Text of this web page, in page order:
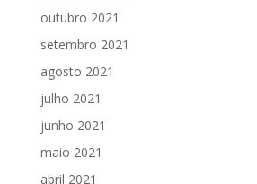
outubro 2021
setembro 2021
agosto 2021
julho 2021
junho 2021
maio 2021
abril 2021